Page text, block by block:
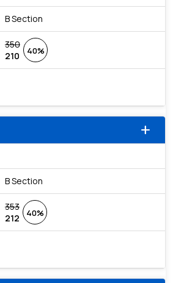
B Section
350
210
40%
add
B Section
353
212
40%